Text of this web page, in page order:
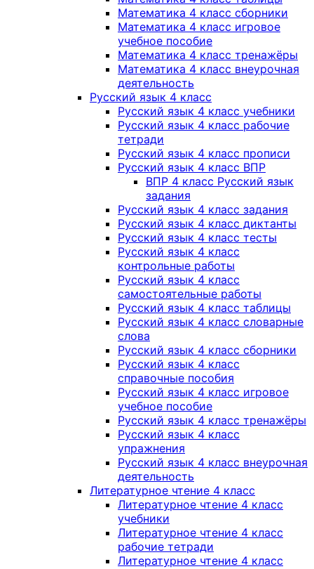
Математика 4 класс сборники
Математика 4 класс игровое
учебное пособие
Математика 4 класс тренажёры
Математика 4 класс внеурочная
деятельность
Русский язык 4 класс
Русский язык 4 класс учебники
Русский язык 4 класс рабочие
тетради
Русский язык 4 класс прописи
Русский язык 4 класс ВПР
ВПР 4 класс Русский язык
задания
Русский язык 4 класс задания
Русский язык 4 класс диктанты
Русский язык 4 класс тесты
Русский язык 4 класс
контрольные работы
Русский язык 4 класс
самостоятельные работы
Русский язык 4 класс таблицы
Русский язык 4 класс словарные
слова
Русский язык 4 класс сборники
Русский язык 4 класс
справочные пособия
Русский язык 4 класс игровое
учебное пособие
Русский язык 4 класс тренажёры
Русский язык 4 класс
упражнения
Русский язык 4 класс внеурочная
деятельность
Литературное чтение 4 класс
Литературное чтение 4 класс
учебники
Литературное чтение 4 класс
рабочие тетради
Литературное чтение 4 класс